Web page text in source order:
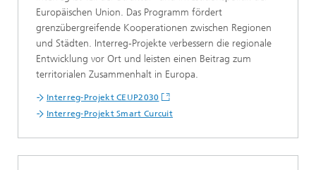
Europäischen Union. Das Programm fördert
grenzübergreifende Kooperationen zwischen Regionen
und Städten. Interreg-Projekte verbessern die regionale
Entwicklung vor Ort und leisten einen Beitrag zum
territorialen Zusammenhalt in Europa.
Interreg-Projekt CEUP2030
Interreg-Projekt Smart Curcuit